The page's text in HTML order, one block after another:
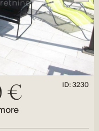
€ ID: 3230